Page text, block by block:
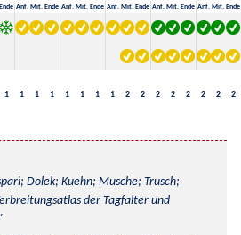
Ende Anf. Mit. Ende Anf. Mit. Ende Anf. Mit. Ende Anf. Mit. Ende Anf. Mit. Ende
1 1 1 1 1 1 1 1 2 2 2 2 2 2 2 2
Dolek; Kuehn; Musche; Trusch;
der Tagfalter und